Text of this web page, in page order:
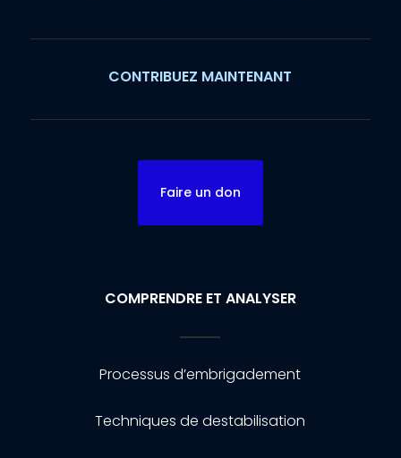
CONTRIBUEZ MAINTENANT
Faire un don
COMPRENDRE ET ANALYSER
Processus d’embrigadement
Techniques de destabilisation